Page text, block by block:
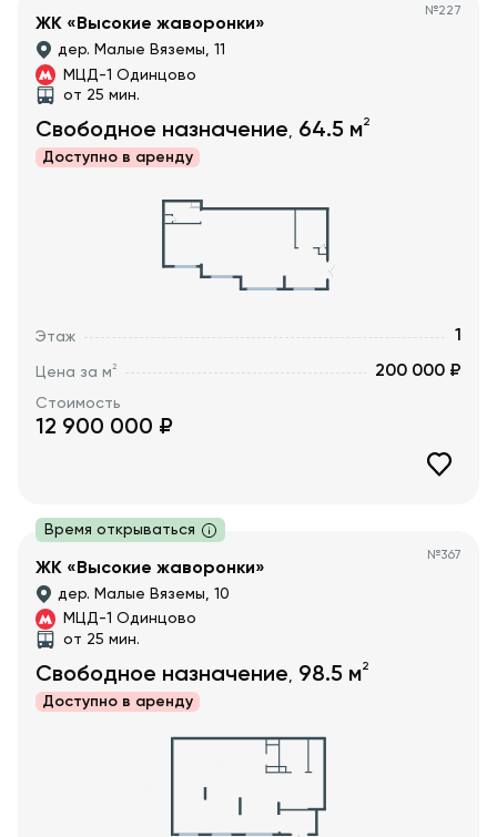
№227
ЖК «Высокие жаворонки»
дер. Малые Вяземы, 11
МЦД-1 Одинцово
от 25 мин.
Свободное назначение, 64.5 м2
Доступно в аренду
Этаж 1
Цена за м2 200 000 ₽
Стоимость
12 900 000 ₽
Время открываться
№367
ЖК «Высокие жаворонки»
дер. Малые Вяземы, 10
МЦД-1 Одинцово
от 25 мин.
Свободное назначение, 98.5 м2
Доступно в аренду